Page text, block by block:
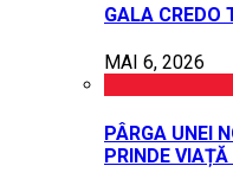
GALA CREDO
MAI 6, 2026
PÂRGA UNEI
PRINDE